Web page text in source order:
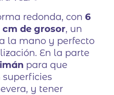
redonda, con 6
cm de grosor, un
la mano y perfecto
En la parte
imán para que
superficies
y tener